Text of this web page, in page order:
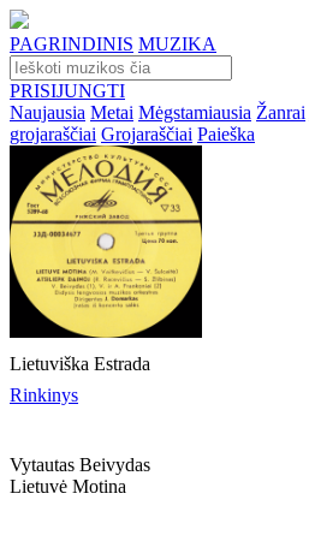
PAGRINDINIS MUZIKA
PRISIJUNGTI
Naujausia Metai Mėgstamiausia Žanrai
grojaraščiai Grojaraščiai Paieška
Lietuviška Estrada
Rinkinys
Vytautas Beivydas
Lietuvė Motina